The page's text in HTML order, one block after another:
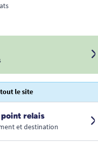
le site
point relais
et destination